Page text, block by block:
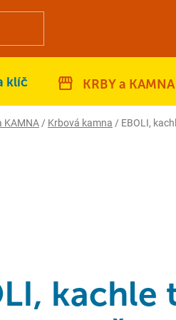
klíč KRBY a KAMNA
KAMNA / Krbová kamna / EBOLI,
kachle